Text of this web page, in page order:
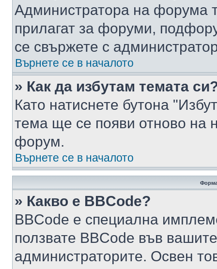
Администратора на форума
прилагат за форуми,
се свържете с
Върнете се в началото
» Как да избутам темата
Като натиснете бутона
тема ще се появи отново на
форум.
Върнете се в началото
» Какво е BBCode?
BBCode е специална
ползвате BBCode във
администраторите. Освен